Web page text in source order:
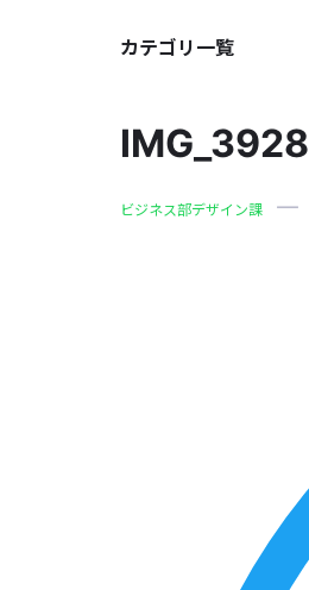
カテゴリ一覧
IMG_3928
ビジネス部デザイン課